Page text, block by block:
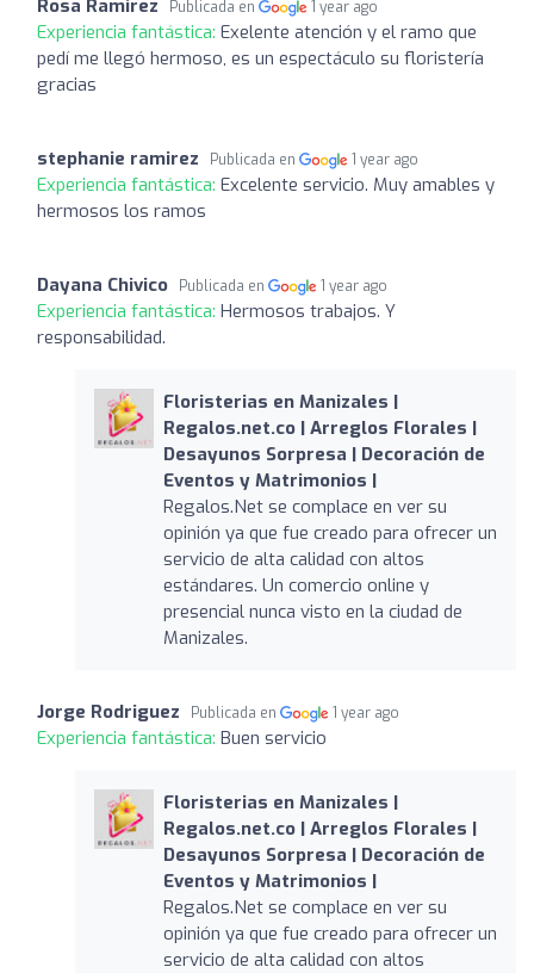
Rosa Ramirez Publicada en 1 year ago
Experiencia fantástica: Exelente atención y el ramo que
pedí me llegó hermoso, es un espectáculo su floristería
gracias
stephanie ramirez Publicada en 1 year ago
Experiencia fantástica: Excelente servicio. Muy amables y
hermosos los ramos
Dayana Chivico Publicada en 1 year ago
Experiencia fantástica: Hermosos trabajos. Y
responsabilidad.
Floristerias en Manizales |
Regalos.net.co | Arreglos Florales |
Desayunos Sorpresa | Decoración de
Eventos y Matrimonios |
Regalos.Net se complace en ver su
opinión ya que fue creado para ofrecer un
servicio de alta calidad con altos
estándares. Un comercio online y
presencial nunca visto en la ciudad de
Manizales.
Jorge Rodriguez Publicada en 1 year ago
Experiencia fantástica: Buen servicio
Floristerias en Manizales |
Regalos.net.co | Arreglos Florales |
Desayunos Sorpresa | Decoración de
Eventos y Matrimonios |
Regalos.Net se complace en ver su
opinión ya que fue creado para ofrecer un
servicio de alta calidad con altos